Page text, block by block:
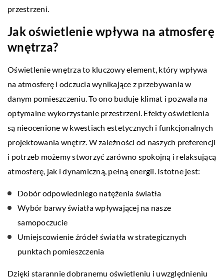
przestrzeni.
Jak oświetlenie wpływa na atmosferę
wnętrza?
Oświetlenie wnętrza to kluczowy element, który wpływa
na atmosferę i odczucia wynikające z przebywania w
danym pomieszczeniu. To ono buduje klimat i pozwala na
optymalne wykorzystanie przestrzeni. Efekty oświetlenia
są nieocenione w kwestiach estetycznych i funkcjonalnych
projektowania wnętrz. W zależności od naszych preferencji
i potrzeb możemy stworzyć zarówno spokojną i relaksującą
atmosferę, jak i dynamiczną, pełną energii. Istotne jest:
Dobór odpowiedniego natężenia światła
Wybór barwy światła wpływającej na nasze
samopoczucie
Umiejscowienie źródeł światła w strategicznych
punktach pomieszczenia
Dzięki starannie dobranemu oświetleniu i uwzględnieniu